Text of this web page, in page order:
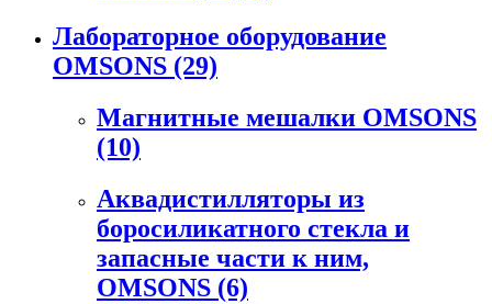
Лабораторное оборудование
OMSONS (29)
Магнитные мешалки OMSONS
(10)
Аквадистилляторы из
боросиликатного стекла и
запасные части к ним,
OMSONS (6)